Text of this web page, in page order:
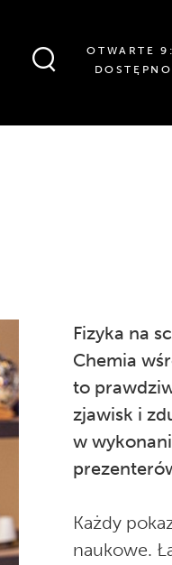
OTWARTE 9
Fizyka na
Chemia
to
zjawisk i
w
Każdy
naukowe.